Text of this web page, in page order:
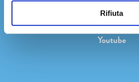
Rifiuta
Instagram
Twitter
Youtube